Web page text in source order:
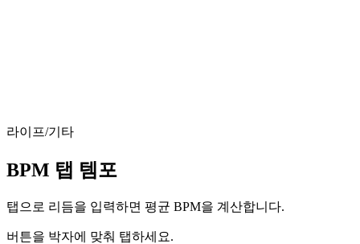
라이프/기타
BPM 탭 템포
탭으로 리듬을 입력하면 평균 BPM을 계산합니다.
버튼을 박자에 맞춰 탭하세요.